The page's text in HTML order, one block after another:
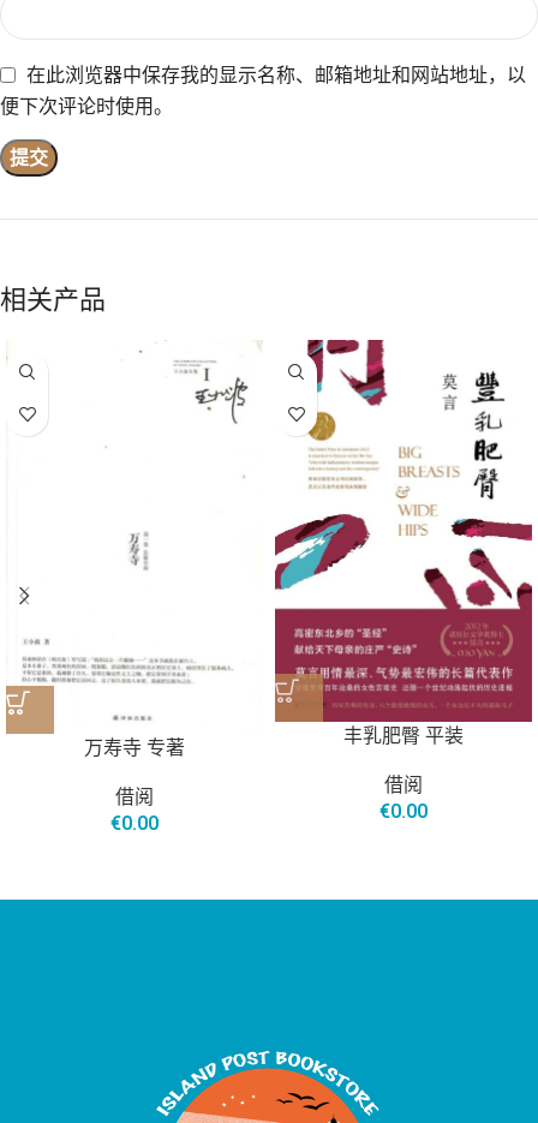
在此浏览器中保存我的显示名称、邮箱地址和网站地址，以
便下次评论时使用。
相关产品
万寿寺 专著
借阅
€0.00
丰乳肥臀 平装
借阅
€0.00